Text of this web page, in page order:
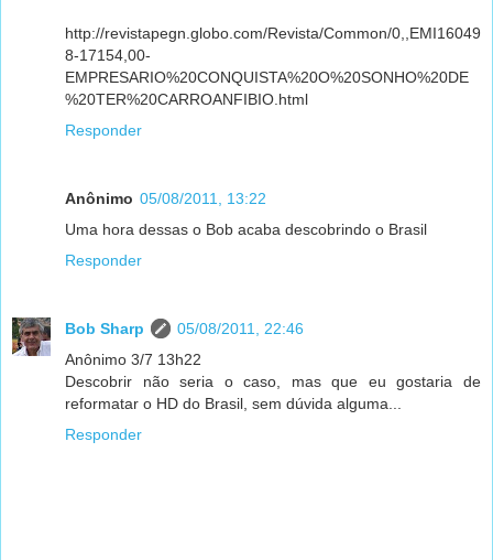
http://revistapegn.globo.com/Revista/Common/0,,EMI16049
8-17154,00-
EMPRESARIO%20CONQUISTA%20O%20SONHO%20DE
%20TER%20CARROANFIBIO.html
Responder
Anônimo 05/08/2011, 13:22
Uma hora dessas o Bob acaba descobrindo o Brasil
Responder
Bob Sharp
05/08/2011, 22:46
Anônimo 3/7 13h22
Descobrir não seria o caso, mas que eu gostaria de
reformatar o HD do Brasil, sem dúvida alguma...
Responder